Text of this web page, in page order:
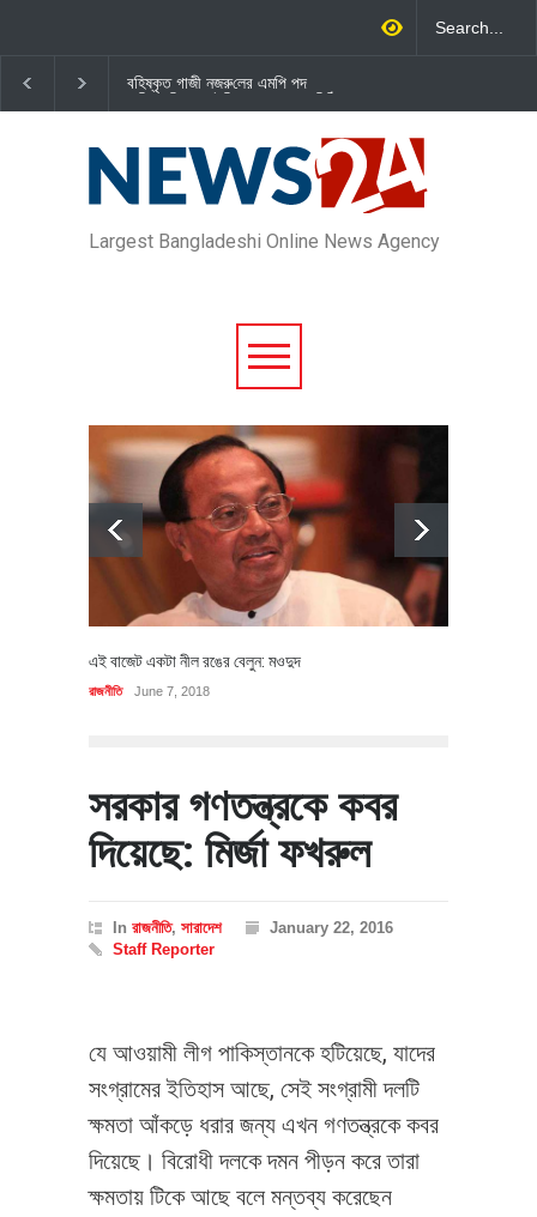
বহিষ্কৃত গাজী নজরু‌লের এম‌পি পদ
বা‌তি‌লে স্পিকার-ইসিকে জামায়া‌তের চি‌ঠি
জামায়াত এমপি গাজী নজরুল ইসলামকে
দল থেকে বহিষ্কার
Largest Bangladeshi Online News Agency
এই বাজেট একটা নীল রঙের বেলুন: মওদুদ
রাজনীতি June 7, 2018
সরকার গণতন্ত্রকে কবর
দিয়েছে: মির্জা ফখরুল
In রাজনীতি, সারাদেশ
January 22, 2016
Staff Reporter
যে আওয়ামী লীগ পাকিস্তানকে হটিয়েছে, যাদের
সংগ্রামের ইতিহাস আছে, সেই সংগ্রামী দলটি
ক্ষমতা আঁকড়ে ধরার জন্য এখন গণতন্ত্রকে কবর
দিয়েছে। বিরোধী দলকে দমন পীড়ন করে তারা
ক্ষমতায় টিকে আছে বলে মন্তব্য করেছেন